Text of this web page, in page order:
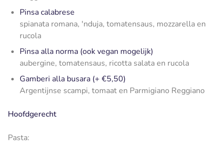
Pinsa calabrese
spianata romana, 'nduja, tomatensaus, mozzarella en
rucola
Pinsa alla norma (ook vegan mogelijk)
aubergine, tomatensaus, ricotta salata en rucola
Gamberi alla busara (+ €5,50)
Argentijnse scampi, tomaat en Parmigiano Reggiano
Hoofdgerecht
Pasta: